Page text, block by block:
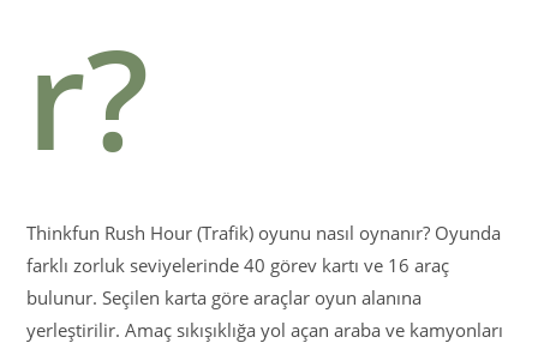
r?
Thinkfun Rush Hour (Trafik) oyunu nasıl oynanır? Oyunda
farklı zorluk seviyelerinde 40 görev kartı ve 16 araç
bulunur. Seçilen karta göre araçlar oyun alanına
yerleştirilir. Amaç sıkışıklığa yol açan araba ve kamyonları